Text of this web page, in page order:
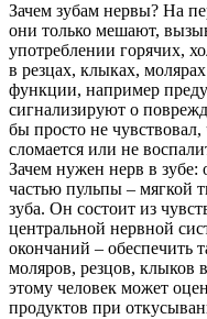
Зачем зубам нервы? На
они только мешают,
употреблении горячих,
в резцах, клыках,
функции, например
сигнализируют о
бы просто не чувствовал,
сломается или не
Зачем нужен нерв в зубе:
частью пульпы – мягкой
зуба. Он состоит из
центральной нервной
окончаний – обеспечить
моляров, резцов, клыков
этому человек может
продуктов при